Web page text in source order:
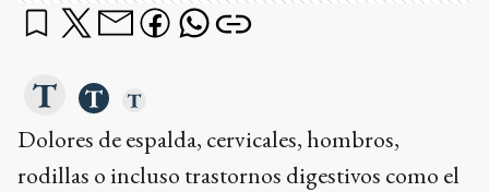
Dolores de espalda, cervicales, hombros,
rodillas o incluso trastornos digestivos como el